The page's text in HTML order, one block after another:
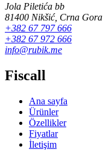
Jola Piletića bb
81400 Nikšić, Crna Gora
+382 67 797 666
+382 67 972 666
info@rubik.me
Fiscall
Ana sayfa
Ürünler
Özellikler
Fiyatlar
İletişim